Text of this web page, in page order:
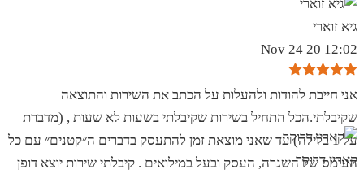
גיא זוארי
12:02 20 Nov 24
אני חייבת להודות ולהעלות על הכתב את השירות והתוצאה
שקיבלתי.הכל התחיל בשירות שקיבלתי בשעות לא שעות , (מדברת
על 1 בלילה) עד שאני מוצאת זמן להתעסק בדברים ה״קטנים״ עם כל
העומס של השגרה, העסק ובעל במילואים . קיבלתי שירות יוצא דופן
קארין דרוקר